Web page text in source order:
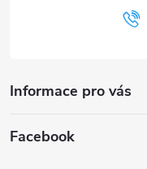
Informace pro vás
Facebook